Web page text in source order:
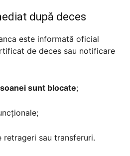
după deces
este informată oficial
de deces sau notificare
sunt blocate;
sau transferuri.